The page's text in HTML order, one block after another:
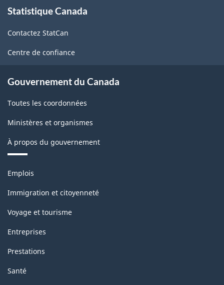
"A"
50.73
propos
ce
site
Statistique Canada
Contactez StatCan
Centre de confiance
Gouvernement du Canada
Toutes les coordonnées
Ministères et organismes
À propos du gouvernement
Thèmes
sujets
Emplois
Immigration et citoyenneté
Voyage et tourisme
Entreprises
Prestations
Santé